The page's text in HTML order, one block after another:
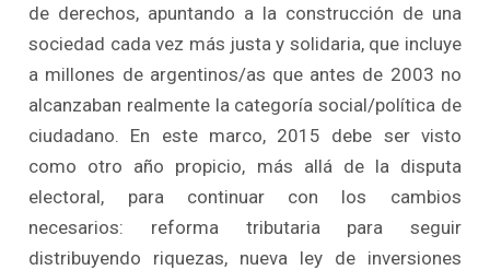
de derechos, apuntando a la construcción de una
sociedad cada vez más justa y solidaria, que incluye
a millones de argentinos/as que antes de 2003 no
alcanzaban realmente la categoría social/política de
ciudadano. En este marco, 2015 debe ser visto
como otro año propicio, más allá de la disputa
electoral, para continuar con los cambios
necesarios: reforma tributaria para seguir
distribuyendo riquezas, nueva ley de inversiones